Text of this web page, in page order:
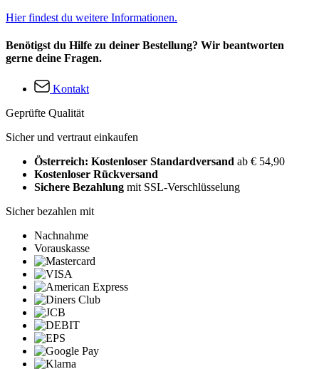
Hier findest du weitere Informationen.
Benötigst du Hilfe zu deiner Bestellung? Wir beantworten
gerne deine Fragen.
Kontakt
Geprüfte Qualität
Sicher und vertraut einkaufen
Österreich: Kostenloser Standardversand ab € 54,90
Kostenloser Rückversand
Sichere Bezahlung mit SSL-Verschlüsselung
Sicher bezahlen mit
Nachnahme
Vorauskasse